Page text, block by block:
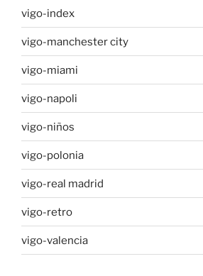
vigo-index
vigo-manchester city
vigo-miami
vigo-napoli
vigo-niños
vigo-polonia
vigo-real madrid
vigo-retro
vigo-valencia